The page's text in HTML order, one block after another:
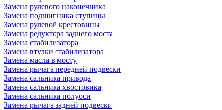
Замена рулевого наконечника
Замена подшипника ступицы
Замена рулевой крестовины
Замена редуктора заднего моста
Замена стабилизатора
Замена втулки стабилизатора
Замена масла в мосту
Замена рычага передней подвески
Замена сальника привода
Замена сальника хвостовика
Замена сальника полуоси
Замена рычага задней подвески